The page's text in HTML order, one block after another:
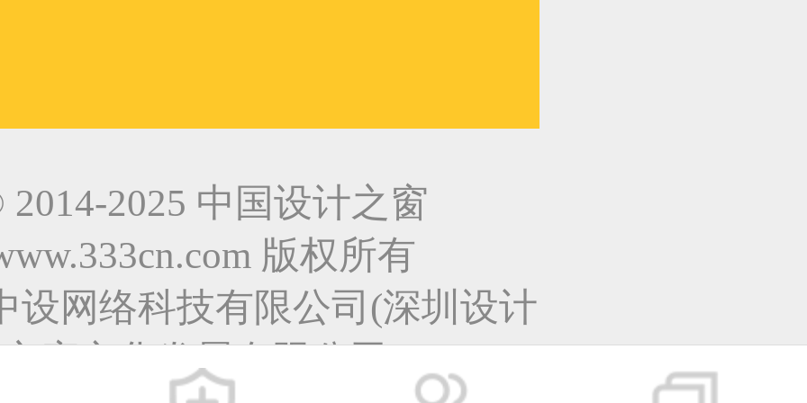
2025 中国设计之窗
版权所有
设网络科技有限公司(深圳设计
之窗文化发展有限公司)